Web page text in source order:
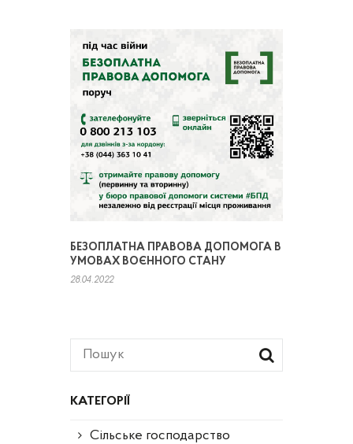
КАТЕГОРІЇ
Сільське господарство
БЕЗОПЛАТНА ПРАВОВА ДОПОМОГА В
УМОВАХ ВОЄННОГО СТАНУ
28.04.2022